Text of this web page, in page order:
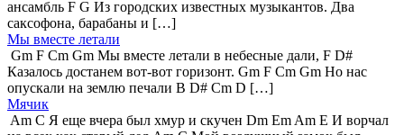
ансамбль F G Из городских известных музыкантов. Два
саксофона, барабаны и […]
Мы вместе летали
Gm F Cm Gm Мы вместе летали в небесные дали, F D#
Казалось достанем вот-вот горизонт. Gm F Cm Gm Но нас
опускали на землю печали B D# Cm D […]
Мячик
Am C Я еще вчера был хмур и скучен Dm Em Am E И ворчал